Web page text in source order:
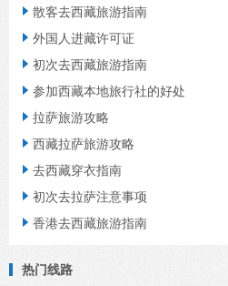
 散客去西藏旅游指南
 外国人进藏许可证
 初次去西藏旅游指南
 参加西藏本地旅行社的好处
 拉萨旅游攻略
 西藏拉萨旅游攻略
 去西藏穿衣指南
 初次去拉萨注意事项
 香港去西藏旅游指南
热门线路